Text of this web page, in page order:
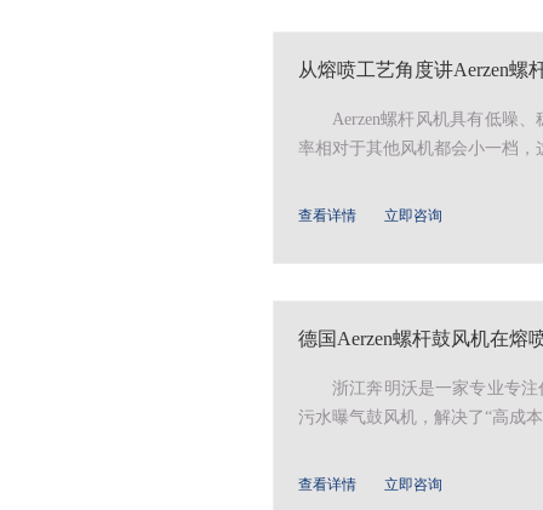
从熔喷工艺角度讲Aerzen螺
Aerzen螺杆风机具有低噪
率相对于其他风机都会小一档，
查看详情 立即咨询
德国Aerzen螺杆鼓风机在熔
浙江奔明沃是一家专业专
污水曝气鼓风机，解决了“高成
查看详情 立即咨询